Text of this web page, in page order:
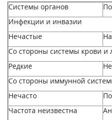
Системы органов
Инфекции и инвазии
Нечастые
Со стороны системы крови и
Редкие
Со стороны иммунной
Нечасто
Частота неизвестна